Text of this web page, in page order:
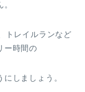
トレイルランなど
ー時間の
しましょう。